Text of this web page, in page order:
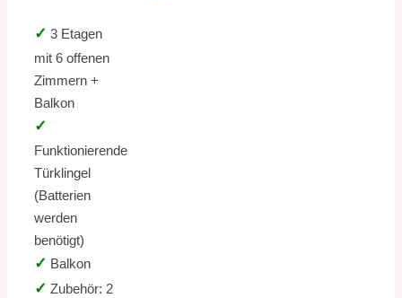
✓ 3 Etagen
mit 6 offenen
Zimmern +
Balkon
✓
Funktionierende
Türklingel
(Batterien
werden
benötigt)
✓ Balkon
✓ Zubehör: 2